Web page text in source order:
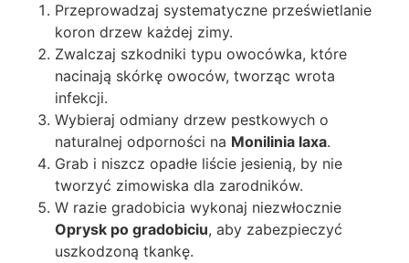
Przeprowadzaj systematyczne prześwietlanie
koron drzew każdej zimy.
Zwalczaj szkodniki typu owocówka, które
nacinają skórkę owoców, tworząc wrota
infekcji.
Wybieraj odmiany drzew pestkowych o
naturalnej odporności na Monilinia laxa.
Grab i niszcz opadłe liście jesienią, by nie
tworzyć zimowiska dla zarodników.
W razie gradobicia wykonaj niezwłocznie
Oprysk po gradobiciu, aby zabezpieczyć
uszkodzoną tkankę.